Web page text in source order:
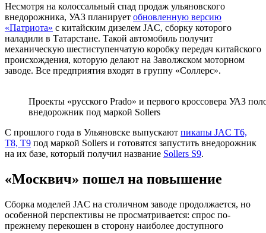
Несмотря на колоссальный спад продаж ульяновского
внедорожника, УАЗ планирует обновленную версию
«Патриота» с китайским дизелем JAC, сборку которого
наладили в Татарстане. Такой автомобиль получит
механическую шестиступенчатую коробку передач китайского
происхождения, которую делают на Заволжском моторном
заводе. Все предприятия входят в группу «Соллерс».
Проекты «русского Prado» и первого кроссовера УАЗ
внедорожник под маркой Sollers
С прошлого года в Ульяновске выпускают пикапы JAC T6,
T8, T9 под маркой Sollers и готовятся запустить внедорожник
на их базе, который получил название Sollers S9.
«Москвич» пошел на повышение
Сборка моделей JAC на столичном заводе продолжается, но
особенной перспективы не просматривается: спрос по-
прежнему перекошен в сторону наиболее доступного